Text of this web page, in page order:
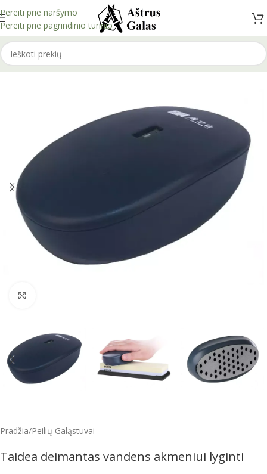
Pereiti prie naršymo
Pereiti prie pagrindinio turinio
Pradžia/Peilių Galąstuvai
Taidea deimantas vandens akmeniui lyginti